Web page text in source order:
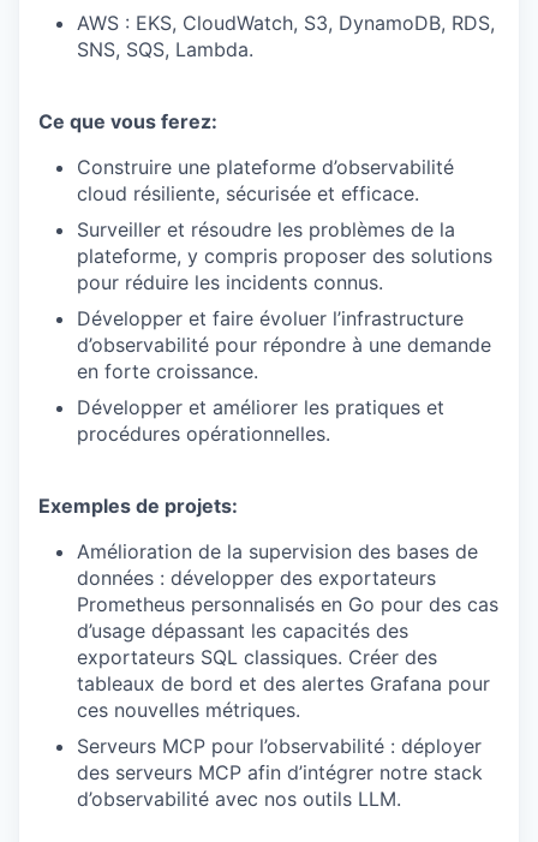
AWS : EKS, CloudWatch, S3, DynamoDB, RDS,
SNS, SQS, Lambda.
Ce que vous ferez:
Construire une plateforme d’observabilité
cloud résiliente, sécurisée et efficace.
Surveiller et résoudre les problèmes de la
plateforme, y compris proposer des solutions
pour réduire les incidents connus.
Développer et faire évoluer l’infrastructure
d’observabilité pour répondre à une demande
en forte croissance.
Développer et améliorer les pratiques et
procédures opérationnelles.
Exemples de projets:
Amélioration de la supervision des bases de
données : développer des exportateurs
Prometheus personnalisés en Go pour des cas
d’usage dépassant les capacités des
exportateurs SQL classiques. Créer des
tableaux de bord et des alertes Grafana pour
ces nouvelles métriques.
Serveurs MCP pour l’observabilité : déployer
des serveurs MCP afin d’intégrer notre stack
d’observabilité avec nos outils LLM.